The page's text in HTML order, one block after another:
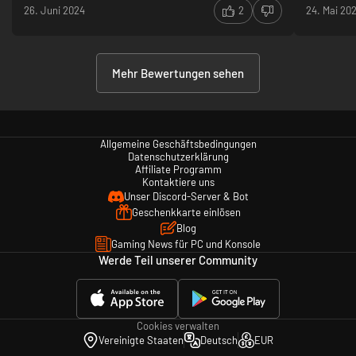
26. Juni 2024 2 24. Mai
Mehr Bewertungen sehen
Allgemeine Geschäftsbedingungen
Datenschutzerklärung
Affiliate Programm
Kontaktiere uns
Unser Discord-Server & Bot
Geschenkkarte einlösen
Blog
Gaming News für PC und Konsole
Werde Teil unserer Community
Cookies verwalten
Vereinigte Staaten
Deutsch EUR